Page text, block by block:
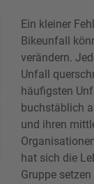
Ein kleiner
Bikeunfall
verändern.
Unfall
häufigsten
buchstäblich
und ihren
hat sich die
Gruppe